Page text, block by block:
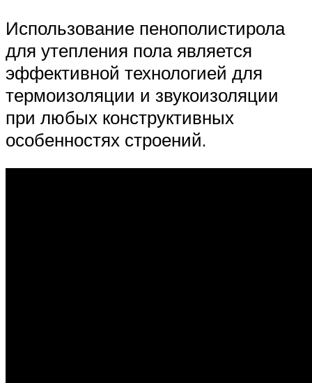
Использование пенополистирола
для утепления пола является
эффективной технологией для
термоизоляции и звукоизоляции
при любых конструктивных
особенностях строений.